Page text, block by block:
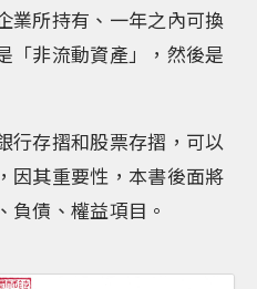
業所持有、一年之內可換
「非流動資產」，然後是
行存摺和股票存摺，可以
因其重要性，本書後面將
負債、權益項目。